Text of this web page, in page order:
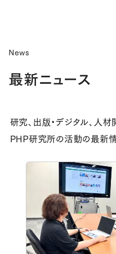
News
最新ニュース
研究、出版・デジタル、人
PHP研究所の活動の最新